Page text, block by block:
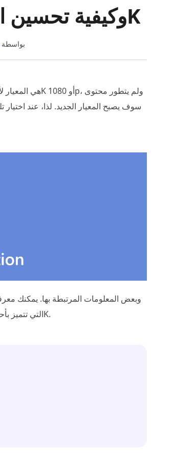
ما هي دقة 8K وكيفية تحسين الفيديو إلى دقة 8K
بواسطة
بدقة 8K التي تتميز بأحدث التطورات. علاوة على ذلك، يمكنك تعلم كيفية رفع دقة الفيديو إلى 8K.